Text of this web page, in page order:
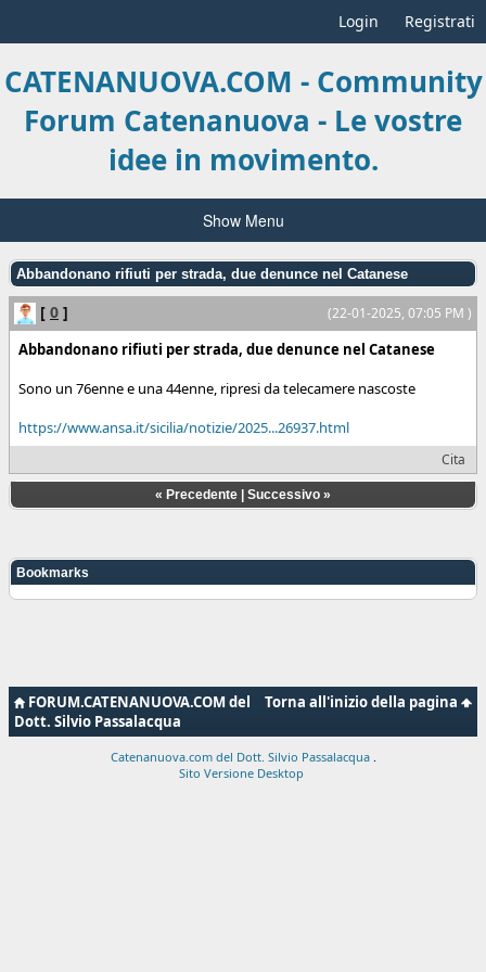
Login Registrati
CATENANUOVA.COM - Community
Forum Catenanuova - Le vostre
idee in movimento.
Show Menu
Abbandonano rifiuti per strada, due denunce nel Catanese
(22-01-2025, 07:05 PM )
[ 0 ]
Abbandonano rifiuti per strada, due denunce nel Catanese
Sono un 76enne e una 44enne, ripresi da telecamere nascoste
https://www.ansa.it/sicilia/notizie/2025...26937.html
Cita
« Precedente Successivo »
Bookmarks
Torna all'inizio della pagina
FORUM.CATENANUOVA.COM del
Dott. Silvio Passalacqua
Catenanuova.com del Dott. Silvio Passalacqua
Sito Versione Desktop